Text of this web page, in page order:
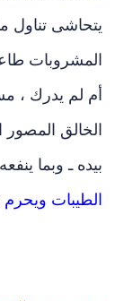
يتحاشى تناول
المشروبات
أم لم يدرك ،
الخالق المصور
بيده ـ وبما
الطيبات